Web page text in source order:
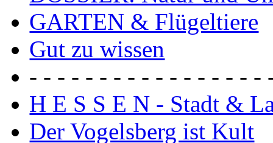
GARTEN & Flügeltiere
Gut zu wissen
- - - - - - - - - - - - - - - - -
H E S S E N - Stadt &
Der Vogelsberg ist Kult